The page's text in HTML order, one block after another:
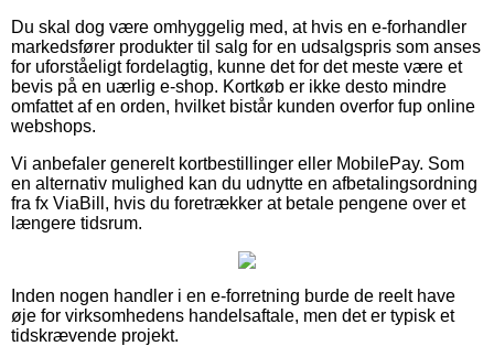
Du skal dog være omhyggelig med, at hvis en e-forhandler
markedsfører produkter til salg for en udsalgspris som anses
for uforståeligt fordelagtig, kunne det for det meste være et
bevis på en uærlig e-shop. Kortkøb er ikke desto mindre
omfattet af en orden, hvilket bistår kunden overfor fup online
webshops.
Vi anbefaler generelt kortbestillinger eller MobilePay. Som
en alternativ mulighed kan du udnytte en afbetalingsordning
fra fx ViaBill, hvis du foretrækker at betale pengene over et
længere tidsrum.
Inden nogen handler i en e-forretning burde de reelt have
øje for virksomhedens handelsaftale, men det er typisk et
tidskrævende projekt.